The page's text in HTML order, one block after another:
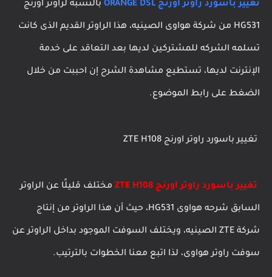
تغيير باسورد راوتر اورنج ORANGE DSL بالنسبه لراوتر اورنج
HG531 من شركة هواوى الصينيه، هذا الراوتر القديم الذى كانت
تسلمه الشركه للمشتركين لديها بعد التعاقد على خدمة
الإنترنت لديها، تستطيع مشاهدة الشرح إن احببت من خلال
الضغط على رابط الموضوع.
تغيير باسورد راوتر اورنج ZTE H108
تغيير باسورد راوتر اورنج ZTE H108 مختلف قليلًا عن الراوتر
السابق شرحه هواوى HG531، حيث أن هذا الراوتر من إنتاج
شركة ZTE الصينيه، ويختلف السوفت الموجود بداخل الراوتر عن
سوفت راوتر هواوى، لذا اتبع معنا الخطوات بالترتيب.